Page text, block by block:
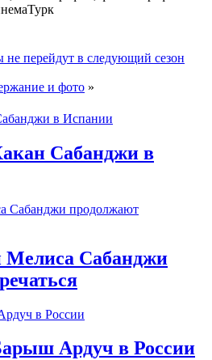
не перейдут в следующий сезон
и фото »
Сабанджи в
Сабанджи
Ардуч в России